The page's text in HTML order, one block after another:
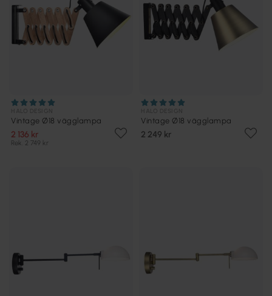
Vintage Ø18 vägglampa
2 136 kr
Rek. 2 749 kr
Vintage Ø18 vägglampa
2 249 kr